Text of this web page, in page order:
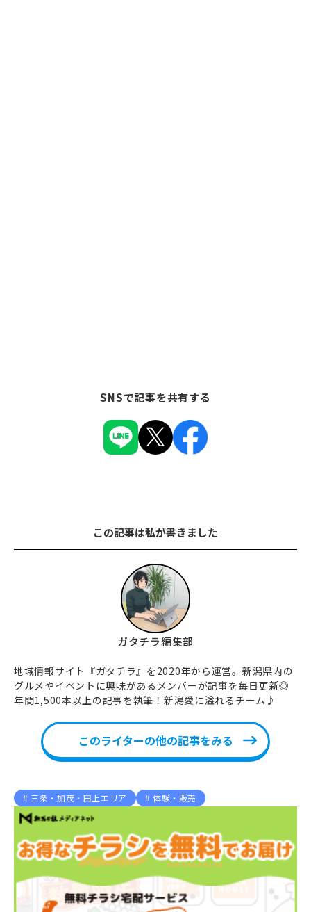
SNSで記事を共有する
この記事は私が書きました
ガタチラ編集部
地域情報サイト『ガタチラ』を2020年から運営。新潟県内の
グルメやイベントに興味があるメンバーが記事を毎日更新◎
年間1,500本以上の記事を執筆！新潟愛に溢れるチーム♪
このライターの他の記事をみる
三条・加茂・田上エリア 体験・販売